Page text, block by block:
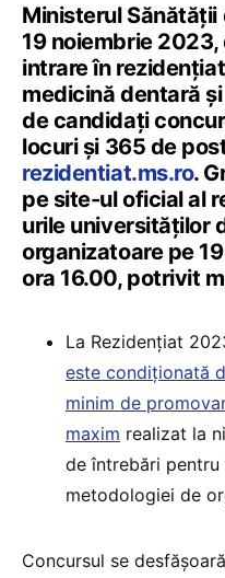
Ministerul Sănătății
19 noiembrie
intrare în
medicină dentară
de candidați
locuri şi 365 de
rezidentiat.ms.ro.
pe site-ul oficial al
urile universităților
organizatoare pe
ora 16.00, potrivit
La Rezidențiat
este condiționată
minim de
maxim realizat la
de întrebări
metodologiei de
Concursul se